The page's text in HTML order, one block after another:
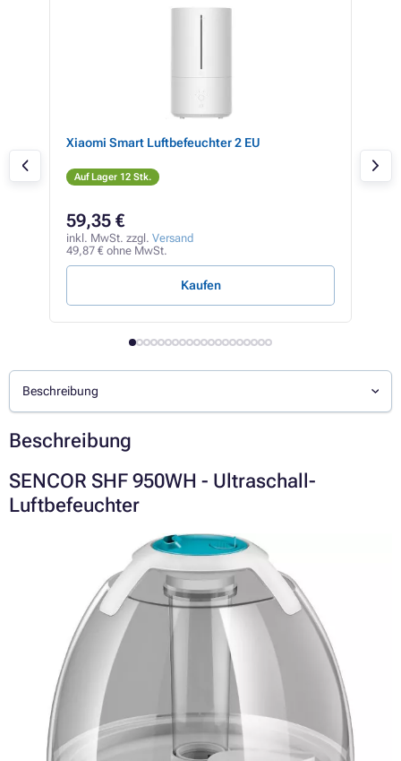
Xiaomi Smart Luftbefeuchter 2 EU
Auf Lager 12 Stk.
59,35 €
inkl. MwSt. zzgl. Versand
49,87 € ohne MwSt.
Kaufen
Beschreibung
Beschreibung
SENCOR SHF 950WH - Ultraschall-
Luftbefeuchter